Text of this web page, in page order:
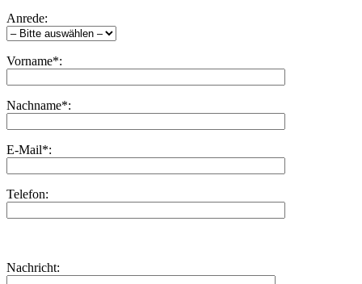
Anrede:
Vorname*:
Nachname*:
E-Mail*:
Telefon:
dieses
lasse
Nachricht: